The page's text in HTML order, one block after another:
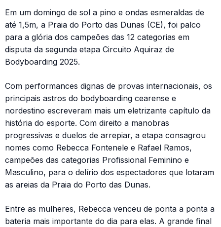
Em um domingo de sol a pino e ondas esmeraldas de
até 1,5m, a Praia do Porto das Dunas (CE), foi palco
para a glória dos campeões das 12 categorias em
disputa da segunda etapa Circuito Aquiraz de
Bodyboarding 2025.
Com performances dignas de provas internacionais, os
principais astros do bodyboarding cearense e
nordestino escreveram mais um eletrizante capítulo da
história do esporte. Com direito a manobras
progressivas e duelos de arrepiar, a etapa consagrou
nomes como Rebecca Fontenele e Rafael Ramos,
campeões das categorias Profissional Feminino e
Masculino, para o delírio dos espectadores que lotaram
as areias da Praia do Porto das Dunas.
Entre as mulheres, Rebecca venceu de ponta a ponta a
bateria mais importante do dia para elas. A grande final